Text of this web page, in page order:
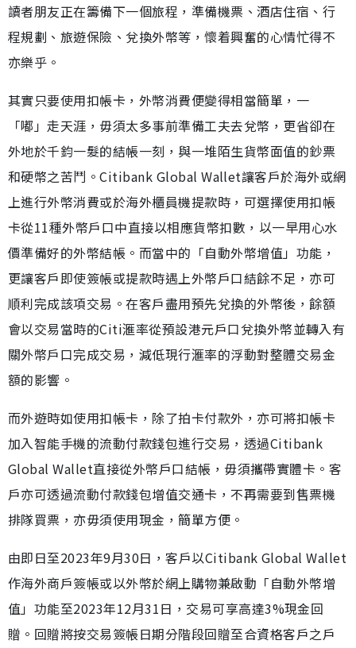
讀者朋友正在籌備下一個旅程，準備機票、酒店住宿、行
程規劃、旅遊保險、兌換外幣等，懷着興奮的心情忙得不
亦樂乎。
其實只要使用扣帳卡，外幣消費便變得相當簡單，一
「嘟」走天涯，毋須太多事前準備工夫去兌幣，更省卻在
外地於千鈞一髮的結帳一刻，與一堆陌生貨幣面值的鈔票
和硬幣之苦鬥。Citibank Global Wallet讓客戶於海外或網
上進行外幣消費或於海外櫃員機提款時，可選擇使用扣帳
卡從11種外幣戶口中直接以相應貨幣扣數，以一早用心水
價準備好的外幣結帳。而當中的「自動外幣增值」功能，
更讓客戶即使簽帳或提款時遇上外幣戶口結餘不足，亦可
順利完成該項交易。在客戶盡用預先兌換的外幣後，餘額
會以交易當時的Citi滙率從預設港元戶口兌換外幣並轉入有
關外幣戶口完成交易，減低現行滙率的浮動對整體交易金
額的影響。
而外遊時如使用扣帳卡，除了拍卡付款外，亦可將扣帳卡
加入智能手機的流動付款錢包進行交易，透過Citibank
Global Wallet直接從外幣戶口結帳，毋須攜帶實體卡。客
戶亦可透過流動付款錢包增值交通卡，不再需要到售票機
排隊買票，亦毋須使用現金，簡單方便。
由即日至2023年9月30日，客戶以Citibank Global Wallet
作海外商戶簽帳或以外幣於網上購物兼啟動「自動外幣增
值」功能至2023年12月31日，交易可享高達3%現金回
贈。回贈將按交易簽帳日期分階段回贈至合資格客戶之戶